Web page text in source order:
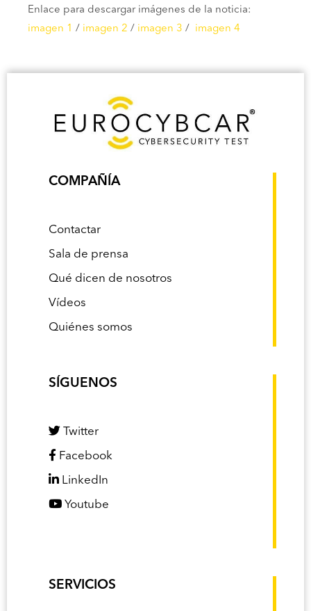
Enlace para descargar imágenes de la noticia:
imagen 1 / imagen 2 / imagen 3 / imagen 4
COMPAÑÍA
Contactar
Sala de prensa
Qué dicen de nosotros
Vídeos
Quiénes somos
SÍGUENOS
Twitter
Facebook
LinkedIn
Youtube
SERVICIOS